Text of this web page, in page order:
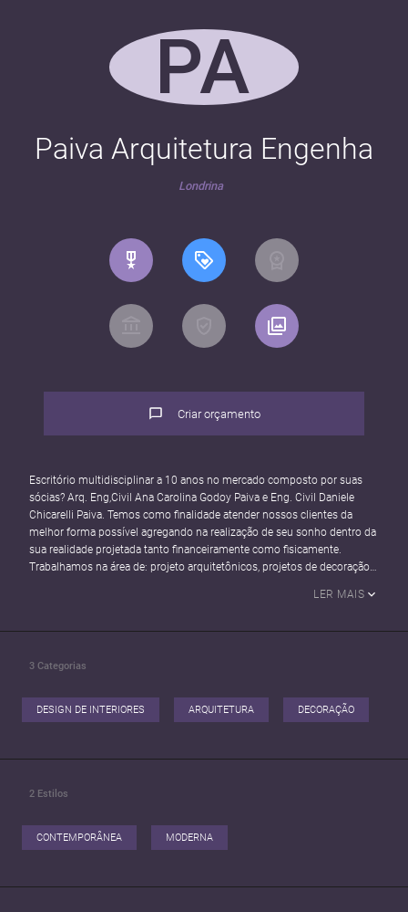
PA
Paiva Arquitetura Engenha
Londrina
Criar orçamento
Escritório multidisciplinar a 10 anos no mercado composto por suas
sócias? Arq. Eng,Civil Ana Carolina Godoy Paiva e Eng. Civil Daniele
Chicarelli Paiva. Temos como finalidade atender nossos clientes da
melhor forma possível agregando na realização de seu sonho dentro da
sua realidade projetada tanto financeiramente como fisicamente.
Trabalhamos na área de: projeto arquitetônicos, projetos de decoração
PAIVAARQUITETURAENGENHARIA você pode conhecer um pouco mais
LER MAIS
3 Categorias
DESIGN DE INTERIORES ARQUITETURA DECORAÇÃO
2 Estilos
CONTEMPORÂNEA MODERNA